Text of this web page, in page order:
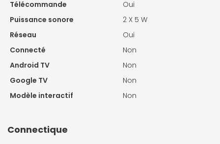
Télécommande
Oui
Puissance sonore
2 X 5 W
Réseau
Oui
Connecté
Non
Android TV
Non
Google TV
Non
Modèle interactif
Non
Connectique